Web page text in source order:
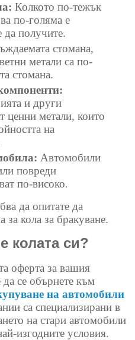
Колкото по-тежък
по-голяма е
да получите.
стомана,
метали са по-
стомана.
и други
ценни метали, които
на
Автомобили
повреди
по-високо.
да опитате да
за кола за бракуване.
колата си?
оферта за вашия
се обърнете към
на автомобили
са специализирани в
на стари автомобили
изгодните условия.